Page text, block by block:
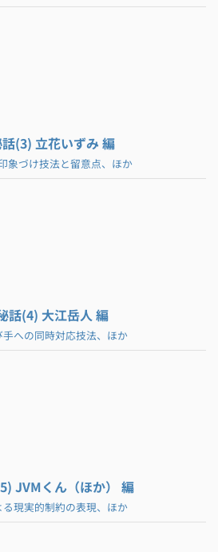
(3) 立花いずみ 編
象づけ技法と留意点、ほか
話(4) 大江岳人 編
手への同時対応技法、ほか
JVMくん（ほか） 編
現実的制約の表現、ほか